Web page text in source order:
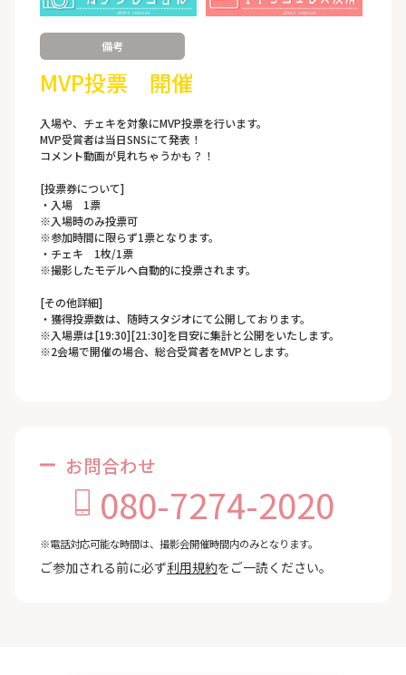
備考
MVP投票 開催
入場や、チェキを対象にMVP投票を行います。
MVP受賞者は当日SNSにて発表！
コメント動画が見れちゃうかも？！
[投票券について]
・入場 1票
※入場時のみ投票可
※参加時間に限らず1票となります。
・チェキ 1枚/1票
※撮影したモデルへ自動的に投票されます。
[その他詳細]
・獲得投票数は、随時スタジオにて公開しております。
※入場票は[19:30][21:30]を目安に集計と公開をいたします。
※2会場で開催の場合、総合受賞者をMVPとします。
お問合わせ
080-7274-2020
※電話対応可能な時間は、撮影会開催時間内のみとなります。
ご参加される前に必ず利用規約をご一読ください。